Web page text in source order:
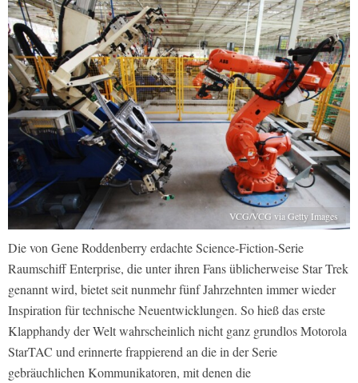
VCG/VCG via Getty Images
Die von Gene Roddenberry erdachte Science-Fiction-Serie
Raumschiff Enterprise, die unter ihren Fans üblicherweise Star Trek
genannt wird, bietet seit nunmehr fünf Jahrzehnten immer wieder
Inspiration für technische Neuentwicklungen. So hieß das erste
Klapphandy der Welt wahrscheinlich nicht ganz grundlos Motorola
StarTAC und erinnerte frappierend an die in der Serie
gebräuchlichen Kommunikatoren, mit denen die